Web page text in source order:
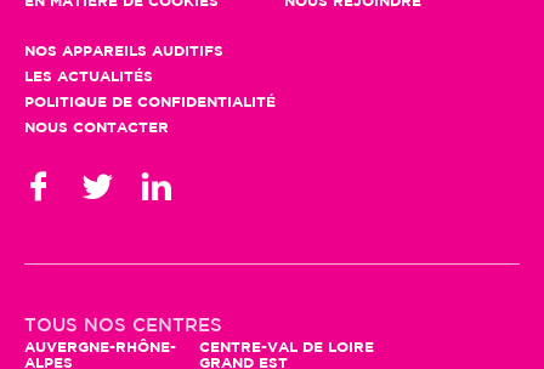
En poursuivant votre navigation, seuls
des cookies à des fins statistiques
seront utilisés. Vous pouvez profiter
NOS APPAREILS AUDITIFS
LES ACTUALITÉS
POLITIQUE DE CONFIDENTIALITÉ
NOUS CONTACTER
TOUS NOS CENTRES
AUVERGNE-RHÔNE-
ALPES
CENTRE-VAL DE LOIRE
GRAND EST